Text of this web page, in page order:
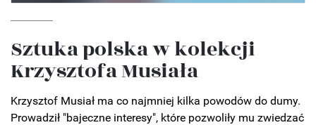
Sztuka polska w kolekcji
Krzysztofa Musiała
Krzysztof Musiał ma co najmniej kilka powodów do dumy.
Prowadził "bajeczne interesy", które pozwoliły mu zwiedzać